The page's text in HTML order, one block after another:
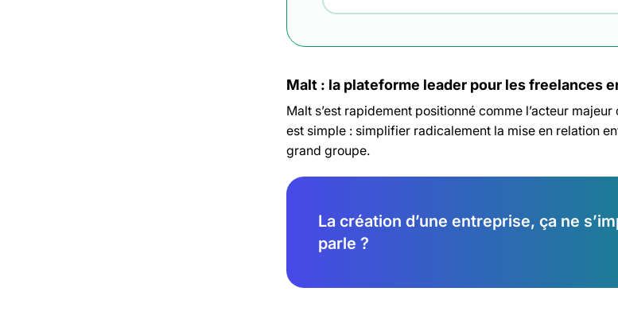
Malt : la plateforme leader pour les freelances
Malt s’est rapidement positionné comme l’acteur
est simple : simplifier radicalement la mise en relation
grand groupe.
La création d’une entreprise, ça ne
parle ?